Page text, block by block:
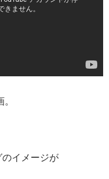
イメージが